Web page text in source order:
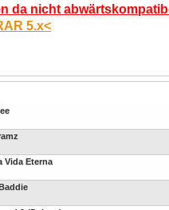
da nicht
5.x<
Vida Eterna